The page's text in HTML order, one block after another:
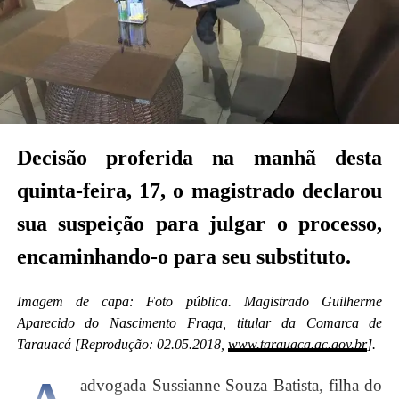
substituto legal, na linha de substituição,
possivelmente a magistrada Dra Ana Paula Saboya
Lima ou Dr Marcos Rafael Maciel de Souza
(magistrados da Comarca de Feijó).
Decisão proferida na manhã desta
quinta-feira, 17, o magistrado declarou
sua suspeição para julgar o processo,
encaminhando-o para seu substituto.
Imagem de capa: Foto pública. Magistrado Guilherme
Aparecido do Nascimento Fraga, titular da Comarca de
Tarauacá [Reprodução: 02.05.2018, www.tarauaca.ac.gov.br].
advogada Sussianne Souza Batista, filha do